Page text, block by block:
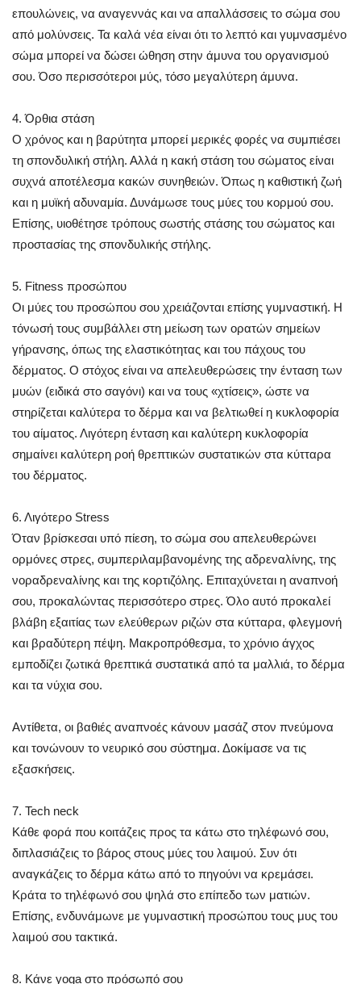
επουλώνεις, να αναγεννάς και να απαλλάσσεις το σώμα σου
από μολύνσεις. Τα καλά νέα είναι ότι το λεπτό και γυμνασμένο
σώμα μπορεί να δώσει ώθηση στην άμυνα του οργανισμού
σου. Όσο περισσότεροι μύς, τόσο μεγαλύτερη άμυνα.
4. Όρθια στάση
Ο χρόνος και η βαρύτητα μπορεί μερικές φορές να συμπιέσει
τη σπονδυλική στήλη. Αλλά η κακή στάση του σώματος είναι
συχνά αποτέλεσμα κακών συνηθειών. Όπως η καθιστική ζωή
και η μυϊκή αδυναμία. Δυνάμωσε τους μύες του κορμού σου.
Επίσης, υιοθέτησε τρόπους σωστής στάσης του σώματος και
προστασίας της σπονδυλικής στήλης.
5. Fitness προσώπου
Οι μύες του προσώπου σου χρειάζονται επίσης γυμναστική. Η
τόνωσή τους συμβάλλει στη μείωση των ορατών σημείων
γήρανσης, όπως της ελαστικότητας και του πάχους του
δέρματος. Ο στόχος είναι να απελευθερώσεις την ένταση των
μυών (ειδικά στο σαγόνι) και να τους «χτίσεις», ώστε να
στηρίζεται καλύτερα το δέρμα και να βελτιωθεί η κυκλοφορία
του αίματος. Λιγότερη ένταση και καλύτερη κυκλοφορία
σημαίνει καλύτερη ροή θρεπτικών συστατικών στα κύτταρα
του δέρματος.
6. Λιγότερο Stress
Όταν βρίσκεσαι υπό πίεση, το σώμα σου απελευθερώνει
ορμόνες στρες, συμπεριλαμβανομένης της αδρεναλίνης, της
νοραδρεναλίνης και της κορτιζόλης. Επιταχύνεται η αναπνοή
σου, προκαλώντας περισσότερο στρες. Όλο αυτό προκαλεί
βλάβη εξαιτίας των ελεύθερων ριζών στα κύτταρα, φλεγμονή
και βραδύτερη πέψη. Μακροπρόθεσμα, το χρόνιο άγχος
εμποδίζει ζωτικά θρεπτικά συστατικά από τα μαλλιά, το δέρμα
και τα νύχια σου.
Αντίθετα, οι βαθιές αναπνοές κάνουν μασάζ στον πνεύμονα
και τονώνουν το νευρικό σου σύστημα. Δοκίμασε να τις
εξασκήσεις.
7. Tech neck
Κάθε φορά που κοιτάζεις προς τα κάτω στο τηλέφωνό σου,
διπλασιάζεις το βάρος στους μύες του λαιμού. Συν ότι
αναγκάζεις το δέρμα κάτω από το πηγούνι να κρεμάσει.
Κράτα το τηλέφωνό σου ψηλά στο επίπεδο των ματιών.
Επίσης, ενδυνάμωνε με γυμναστική προσώπου τους μυς του
λαιμού σου τακτικά.
8. Κάνε yoga στο πρόσωπό σου